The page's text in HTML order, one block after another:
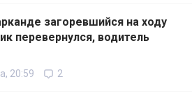
загоревшийся на ходу
перевернулся, водитель
20:59 2